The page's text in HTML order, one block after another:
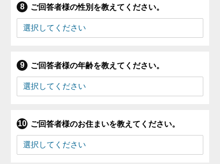
ご回答者様の性別を教えてください。
ご回答者様の年齢を教えてください。
ご回答者様のお住まいを教えてください。